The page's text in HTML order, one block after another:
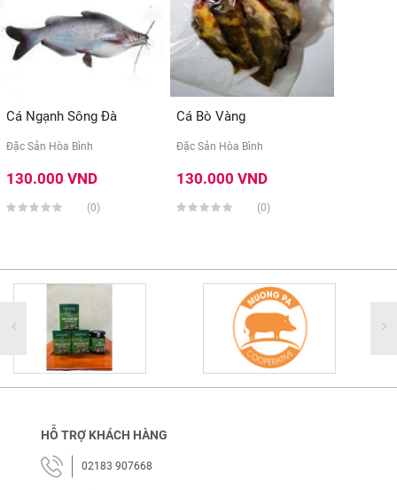
Cá Ngạnh Sông Đà
Đặc Sản Hòa Bình
130.000 VND
(0)
Cá Bò Vàng
Đặc Sản Hòa Bình
130.000 VND
(0)
HỖ TRỢ KHÁCH HÀNG
02183 907668